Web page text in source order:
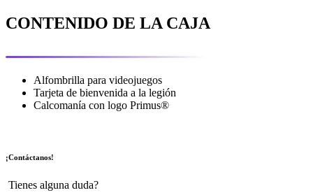
CONTENIDO DE LA CAJA
Alfombrilla para videojuegos
Tarjeta de bienvenida a la legión
Calcomanía con logo Primus®
¡Contáctanos!
Tienes alguna duda?